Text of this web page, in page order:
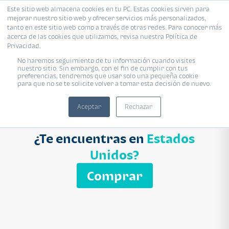
Este sitio web almacena cookies en tu PC. Estas cookies sirven para
mejorar nuestro sitio web y ofrecer servicios más personalizados,
tanto en este sitio web como a través de otras redes. Para conocer más
acerca de las cookies que utilizamos, revisa nuestra Política de
Privacidad.
No haremos seguimiento de tu información cuando visites
nuestro sitio. Sin embargo, con el fin de cumplir con tus
preferencias, tendremos que usar solo una pequeña cookie
para que no se te solicite volver a tomar esta decisión de nuevo.
Aceptar Rechazar
Proyecto Modelo Inmobiliaria
Ingresa el nombre del proyecto
Buscar
¿Te encuentras en Estados
Unidos?
Comprar